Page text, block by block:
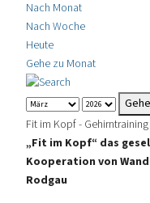
Nach Monat
Nach Woche
Heute
Gehe zu Monat
Fit im Kopf - Gehirntraining
„Fit im Kopf“ das
Kooperation von
Rodgau